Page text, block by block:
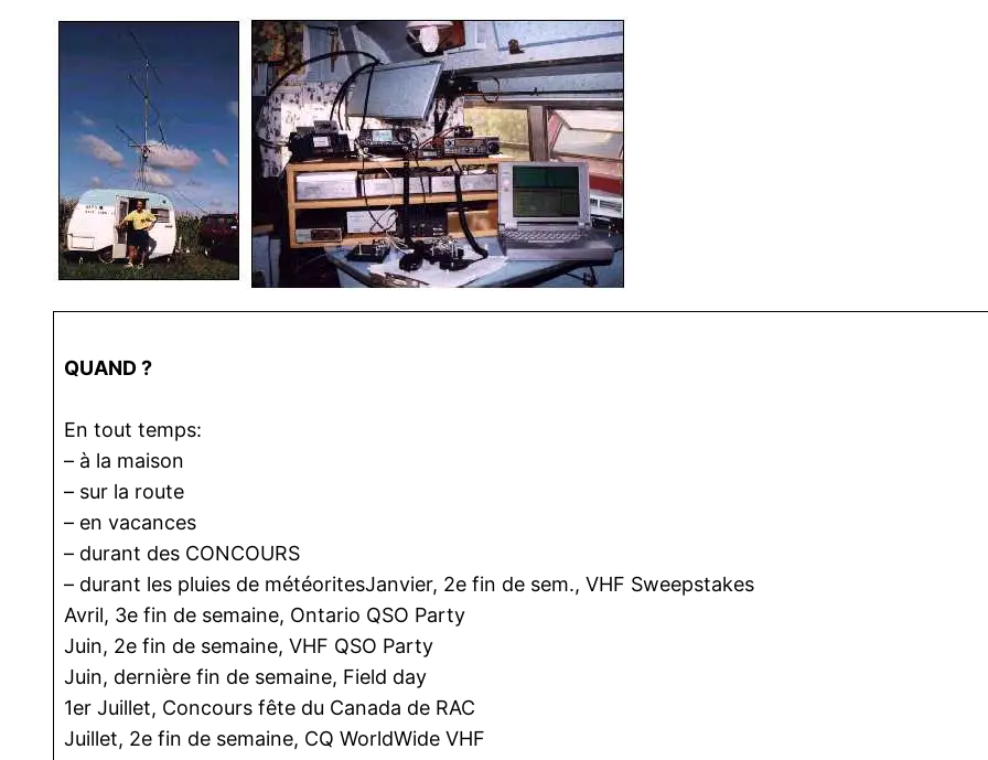
QUAND ?
En tout temps:
– à la maison
– sur la route
– en vacances
– durant des CONCOURS
– durant les pluies de météoritesJanvier, 2e fin de sem., VHF Sweepstakes
Avril, 3e fin de semaine, Ontario QSO Party
Juin, 2e fin de semaine, VHF QSO Party
Juin, dernière fin de semaine, Field day
1er Juillet, Concours fête du Canada de RAC
Juillet, 2e fin de semaine, CQ WorldWide VHF